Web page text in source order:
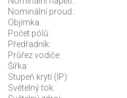
Nominální proud.:
Objímka:
Počet pólů:
Předřadník:
Průřez vodiče:
Šířka:
Stupeň krytí (IP):
Světelný tok: